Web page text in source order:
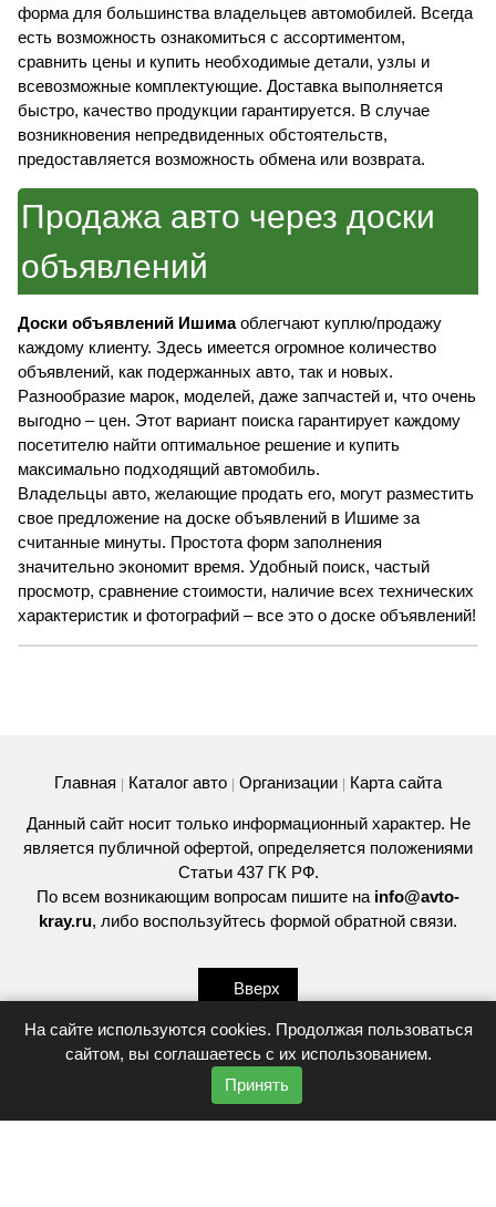
форма для большинства владельцев автомобилей. Всегда
есть возможность ознакомиться с ассортиментом,
сравнить цены и купить необходимые детали, узлы и
всевозможные комплектующие. Доставка выполняется
быстро, качество продукции гарантируется. В случае
возникновения непредвиденных обстоятельств,
предоставляется возможность обмена или возврата.
Продажа авто через доски
объявлений
Доски объявлений Ишимаоблегчают куплю/продажу
каждому клиенту. Здесь имеется огромное количество
объявлений, как подержанных авто, так и новых.
Разнообразие марок, моделей, даже запчастей и, что очень
выгодно – цен. Этот вариант поиска гарантирует каждому
посетителю найти оптимальное решение и купить
максимально подходящий автомобиль.
Владельцы авто, желающие продать его, могут разместить
свое предложение на доске объявлений в Ишиме за
считанные минуты. Простота форм заполнения
значительно экономит время. Удобный поиск, частый
просмотр, сравнение стоимости, наличие всех технических
характеристик и фотографий – все это о доске объявлений!
Главная Каталог авто Организации Карта сайта
Данный сайт носит только информационный характер. Не
является публичной офертой, определяется положениями
Статьи 437 ГК РФ.
По всем возникающим вопросам пишите на info@avto-
kray.ru, либо воспользуйтесь формой обратной связи.
Вверх
© 2026
На сайте используются cookies. Продолжая пользоваться
сайтом, вы соглашаетесь с их использованием.
Принять